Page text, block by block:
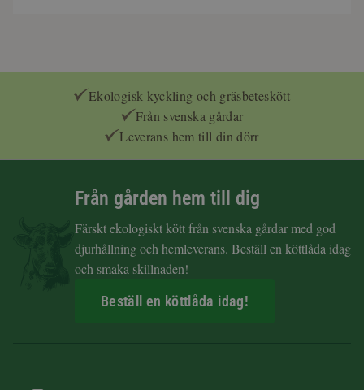
Ekologisk kyckling och gräsbeteskött
Från svenska gårdar
Leverans hem till din dörr
Från gården hem till dig
Färskt ekologiskt kött från svenska gårdar med god
djurhållning och hemleverans. Beställ en köttlåda idag
och smaka skillnaden!
Beställ en köttlåda idag!